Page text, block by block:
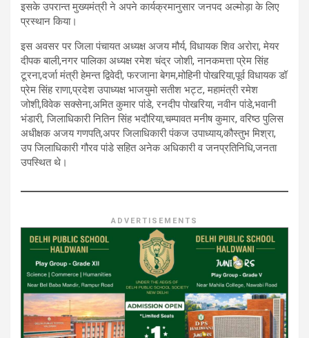
इसके उपरान्त मुख्यमंत्री ने अपने कार्यक्रमानुसार जनपद अल्मोड़ा के लिए
प्रस्थान किया।
इस अवसर पर जिला पंचायत अध्यक्ष अजय मौर्य, विधायक शिव अरोरा, मेयर
दीपक बाली,नगर पालिका अध्यक्ष रमेश चंद्र जोशी, नानकमत्ता प्रेम सिंह
टूरना,दर्जा मंत्री हेमन्त द्विवेदी, फरजाना बेगम,मोहिनी पोखरिया,पूर्व विधायक डॉ
प्रेम सिंह राणा,प्रदेश उपाध्यक्ष भाजयुमो सतीश भट्ट, महामंत्री रमेश
जोशी,विवेक सक्सेना,अमित कुमार पांडे, रनदीप पोखरिया, नवीन पांडे,भवानी
भंडारी, जिलाधिकारी नितिन सिंह भदौरिया,चम्पावत मनीष कुमार, वरिष्ठ पुलिस
अधीक्षक अजय गणपति,अपर जिलाधिकारी पंकज उपाध्याय,कौस्तुभ मिश्रा,
उप जिलाधिकारी गौरव पांडे सहित अनेक अधिकारी व जनप्रतिनिधि,जनता
उपस्थित थे।
ADVERTISEMENTS